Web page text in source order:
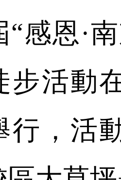
“感恩·
步活動
行，活